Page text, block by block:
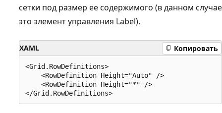
сетки под размер ее содержимого (в данном случае
это элемент управления Label).
XAML Копировать
<Grid.RowDefinitions>
    <RowDefinition Height="Auto" />
    <RowDefinition Height="*" />